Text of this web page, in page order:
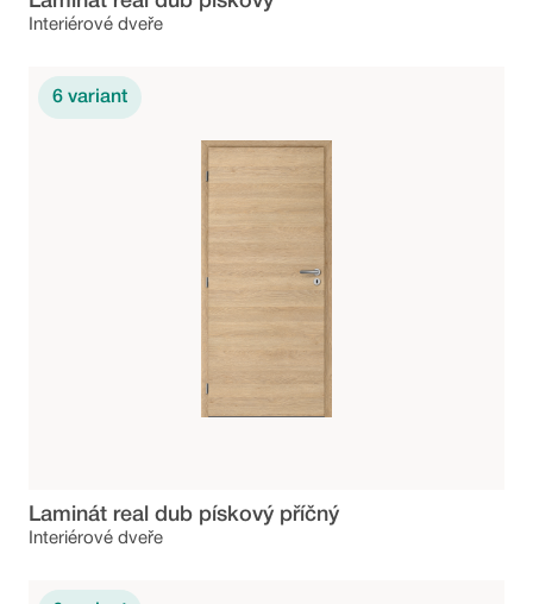
Interiérové dveře
Laminát real dub pískový příčný
Interiérové dveře
6 variant